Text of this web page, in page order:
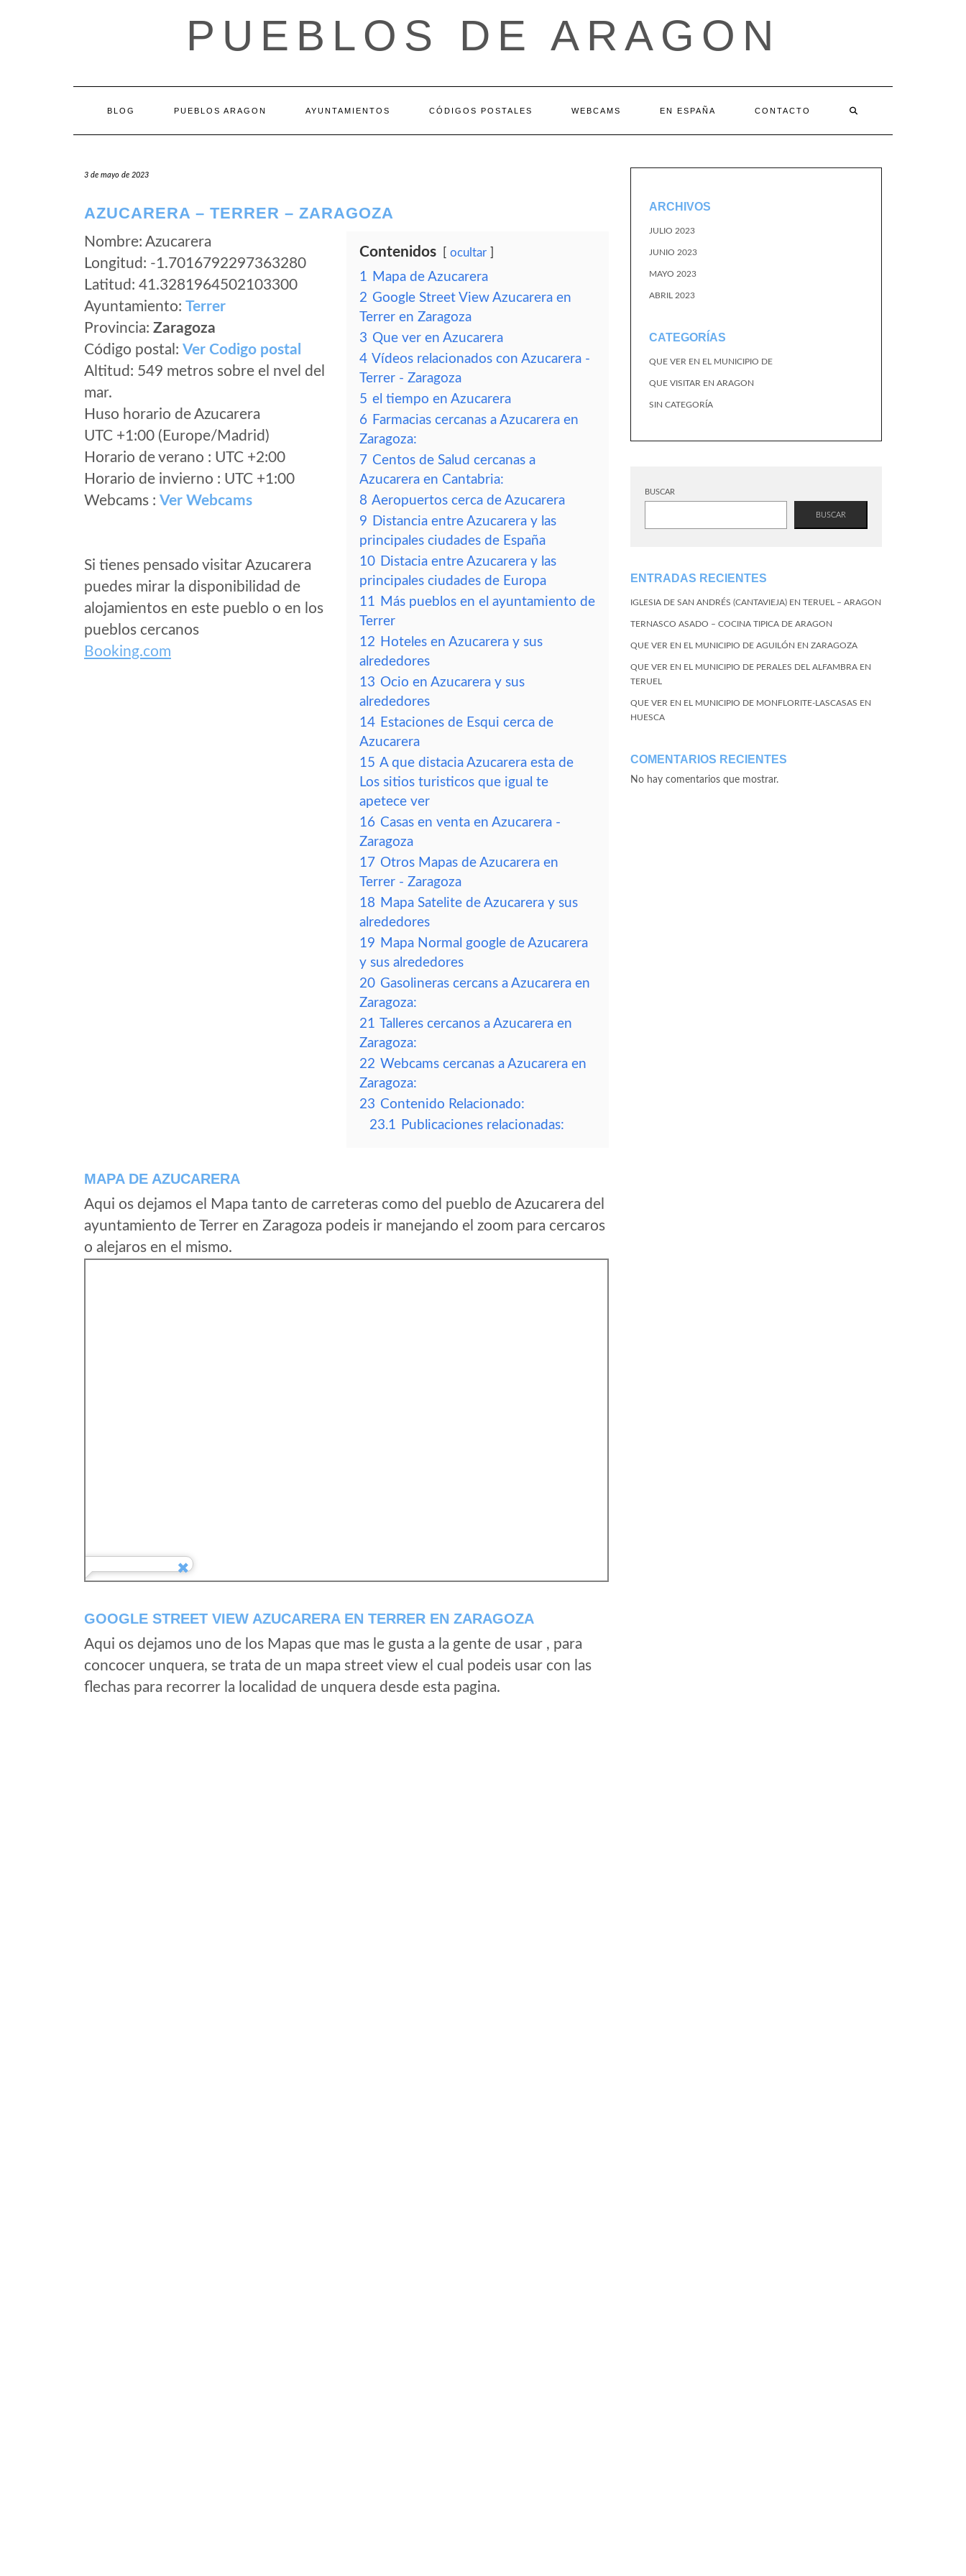
PUEBLOS DE ARAGON
BLOG PUEBLOS ARAGON AYUNTAMIENTOS CÓDIGOS POSTALES WEBCAMS EN ESPAÑA CONTACTO
3 de mayo de 2023
AZUCARERA – TERRER – ZARAGOZA
Nombre: Azucarera
Longitud: -1.7016792297363280
Latitud: 41.3281964502103300
Ayuntamiento: Terrer
Provincia: Zaragoza
Código postal: Ver Codigo postal
Altitud: 549 metros sobre el nvel del
mar.
Huso horario de Azucarera
UTC +1:00 (Europe/Madrid)
Horario de verano : UTC +2:00
Horario de invierno : UTC +1:00
Webcams : Ver Webcams
Si tienes pensado visitar Azucarera
puedes mirar la disponibilidad de
alojamientos en este pueblo o en los
pueblos cercanos
Booking.com
Contenidos ocultar
1 Mapa de Azucarera
2 Google Street View Azucarera en
Terrer en Zaragoza
3 Que ver en Azucarera
4 Vídeos relacionados con Azucarera -
Terrer - Zaragoza
5 el tiempo en Azucarera
6 Farmacias cercanas a Azucarera en
Zaragoza:
7 Centos de Salud cercanas a
Azucarera en Cantabria:
8 Aeropuertos cerca de Azucarera
9 Distancia entre Azucarera y las
principales ciudades de España
10 Distacia entre Azucarera y las
principales ciudades de Europa
11 Más pueblos en el ayuntamiento de
Terrer
12 Hoteles en Azucarera y sus
alrededores
13 Ocio en Azucarera y sus
alrededores
14 Estaciones de Esqui cerca de
Azucarera
15 A que distacia Azucarera esta de
Los sitios turisticos que igual te
apetece ver
16 Casas en venta en Azucarera -
Zaragoza
17 Otros Mapas de Azucarera en
Terrer - Zaragoza
18 Mapa Satelite de Azucarera y sus
alrededores
19 Mapa Normal google de Azucarera
y sus alrededores
20 Gasolineras cercans a Azucarera en
Zaragoza:
21 Talleres cercanos a Azucarera en
Zaragoza:
22 Webcams cercanas a Azucarera en
Zaragoza:
23 Contenido Relacionado:
23.1 Publicaciones relacionadas:
MAPA DE AZUCARERA
Aqui os dejamos el Mapa tanto de carreteras como del pueblo de Azucarera del
ayuntamiento de Terrer en Zaragoza podeis ir manejando el zoom para cercaros
o alejaros en el mismo.
GOOGLE STREET VIEW AZUCARERA EN TERRER EN ZARAGOZA
Aqui os dejamos uno de los Mapas que mas le gusta a la gente de usar , para
concocer unquera, se trata de un mapa street view el cual podeis usar con las
flechas para recorrer la localidad de unquera desde esta pagina.
ARCHIVOS
JULIO 2023
JUNIO 2023
MAYO 2023
ABRIL 2023
CATEGORÍAS
QUE VER EN EL MUNICIPIO DE
QUE VISITAR EN ARAGON
SIN CATEGORÍA
BUSCAR
BUSCAR
ENTRADAS RECIENTES
IGLESIA DE SAN ANDRÉS (CANTAVIEJA) EN TERUEL – ARAGON
TERNASCO ASADO – COCINA TIPICA DE ARAGON
QUE VER EN EL MUNICIPIO DE AGUILÓN EN ZARAGOZA
QUE VER EN EL MUNICIPIO DE PERALES DEL ALFAMBRA EN
TERUEL
QUE VER EN EL MUNICIPIO DE MONFLORITE-LASCASAS EN
HUESCA
COMENTARIOS RECIENTES
No hay comentarios que mostrar.